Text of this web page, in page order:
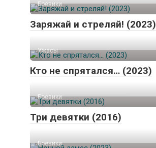
Боевики
Заряжай и стреляй! (2023)
Ужасы
Кто не спрятался… (2023)
Боевики
Три девятки (2016)
Боевики